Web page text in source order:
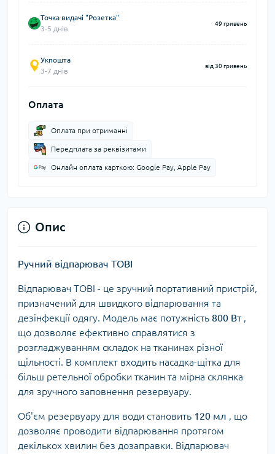
Точка видачі "Розетка"
3-5 днів
49 гривень
Укпошта
3-7 днів
від 30 гривень
Оплата
Оплата при отриманні
Передплата за реквізитами
Онлайн оплата карткою: Google Pay, Apple Pay
Опис
Ручний відпарювач TOBI
Відпарювач TOBI - це зручний портативний пристрій,
призначений для швидкого відпарювання та
дезінфекції одягу. Модель має потужність 800 Вт,
що дозволяє ефективно справлятися з
розгладжуванням складок на тканинах різної
щільності. В комплект входить насадка-щітка для
більш ретельної обробки тканин та мірна склянка
для зручного заповнення резервуару.
Об'єм резервуару для води становить 120 мл , що
дозволяє проводити відпарювання протягом
декількох хвилин без дозаправки. Відпарювач